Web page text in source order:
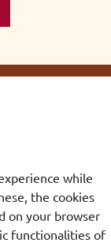
while
the cookies
on your browser
functionalities of